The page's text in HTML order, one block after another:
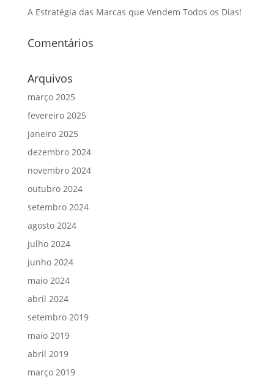
A Estratégia das Marcas que Vendem Todos os Dias!
Comentários
Arquivos
março 2025
fevereiro 2025
janeiro 2025
dezembro 2024
novembro 2024
outubro 2024
setembro 2024
agosto 2024
julho 2024
junho 2024
maio 2024
abril 2024
setembro 2019
maio 2019
abril 2019
março 2019